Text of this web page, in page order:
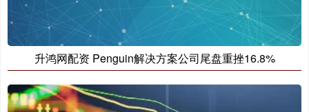
升鸿网配资 Penguin解决方案公司尾盘重挫16.8%